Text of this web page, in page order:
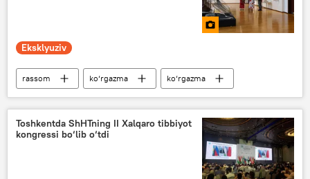
Eksklyuziv
rassom ko‘rgazma
ko‘rgazma
Toshkent
Foto Multimedia
Toshkentda ShHTning II Xalqaro tibbiyot
kongressi bo‘lib o‘tdi